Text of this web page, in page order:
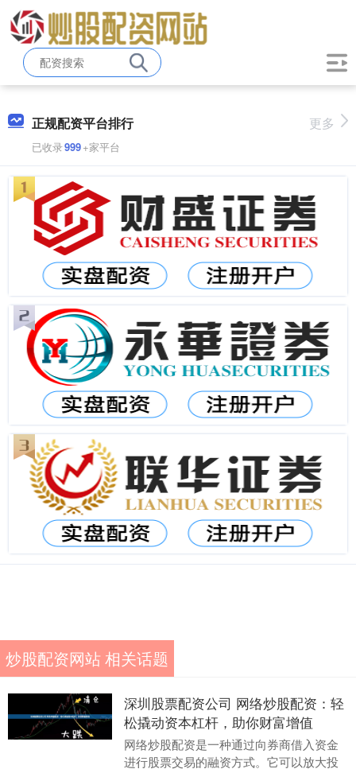
正规配资平台排行
已收录999+家平台
更多
炒股配资网站 相关话题
深圳股票配资公司 网络炒股配资：轻
松撬动资本杠杆，助你财富增值
网络炒股配资是一种通过向券商借入资金
进行股票交易的融资方式。它可以放大投